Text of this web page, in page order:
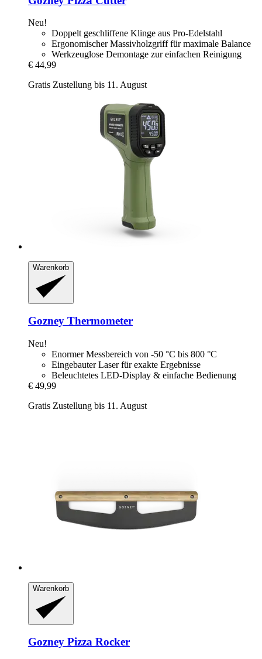
Neu!
Doppelt geschliffene Klinge aus Pro-Edelstahl
Ergonomischer Massivholzgriff für maximale Balance
Werkzeuglose Demontage zur einfachen Reinigung
€ 44,99
Gratis Zustellung bis 11. August
Warenkorb
Gozney Thermometer
Neu!
Enormer Messbereich von -50 °C bis 800 °C
Eingebauter Laser für exakte Ergebnisse
Beleuchtetes LED-Display & einfache Bedienung
€ 49,99
Gratis Zustellung bis 11. August
Warenkorb
Gozney Pizza Rocker